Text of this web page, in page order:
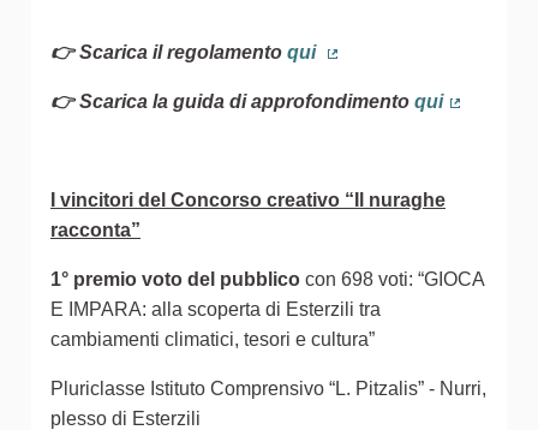
👉 Scarica il regolamento qui
👉 Scarica la guida di approfondimento qui
I vincitori del Concorso creativo “Il nuraghe
racconta”
1° premio voto del pubblico con 698 voti: “GIOCA
E IMPARA: alla scoperta di Esterzili tra
cambiamenti climatici, tesori e cultura”
Pluriclasse Istituto Comprensivo “L. Pitzalis” - Nurri,
plesso di Esterzili